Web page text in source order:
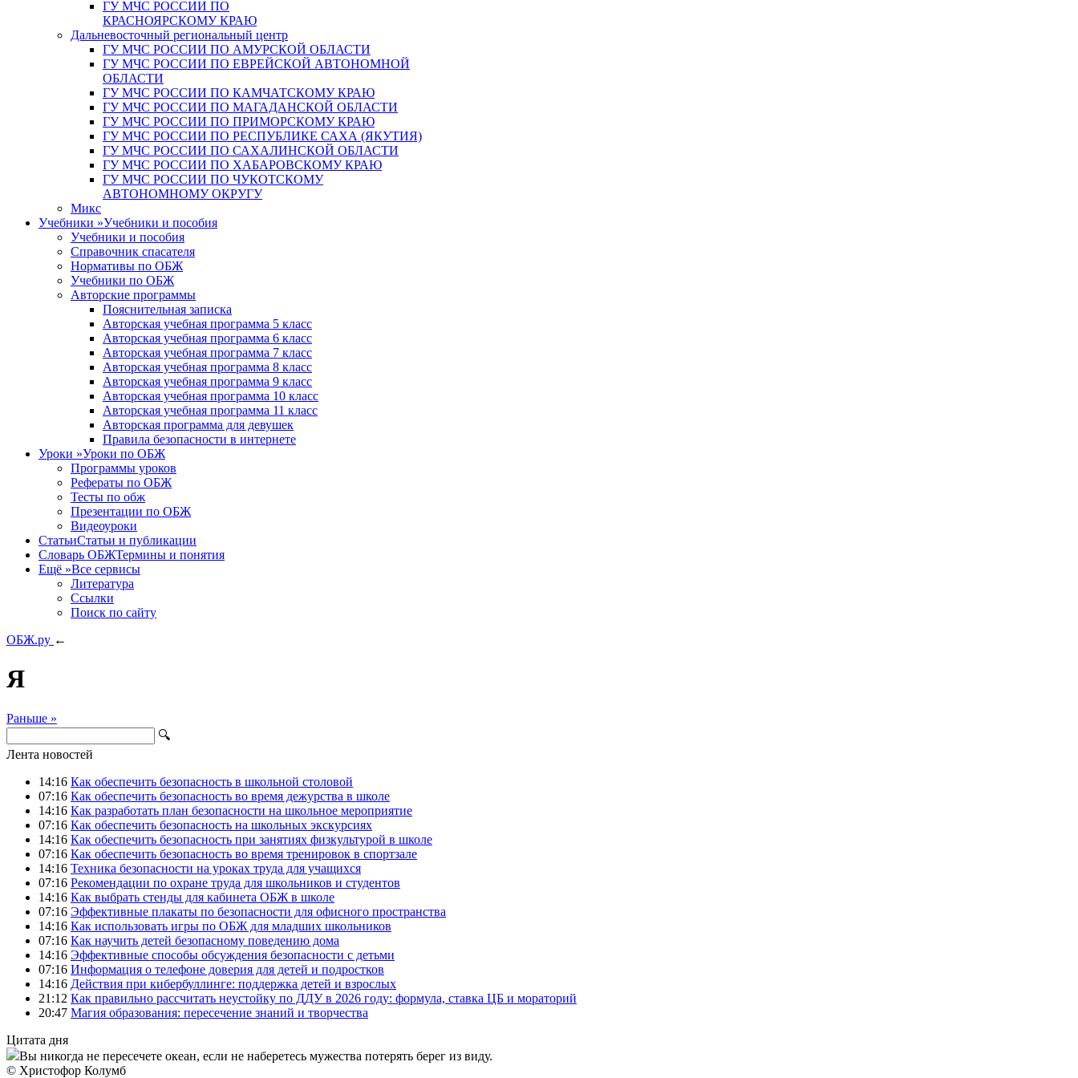
ГУ МЧС РОССИИ ПО
КРАСНОЯРСКОМУ КРАЮ
Дальневосточный региональный центр
ГУ МЧС РОССИИ ПО АМУРСКОЙ ОБЛАСТИ
ГУ МЧС РОССИИ ПО ЕВРЕЙСКОЙ АВТОНОМНОЙ
ОБЛАСТИ
ГУ МЧС РОССИИ ПО КАМЧАТСКОМУ КРАЮ
ГУ МЧС РОССИИ ПО МАГАДАНСКОЙ ОБЛАСТИ
ГУ МЧС РОССИИ ПО ПРИМОРСКОМУ КРАЮ
ГУ МЧС РОССИИ ПО РЕСПУБЛИКЕ САХА (ЯКУТИЯ)
ГУ МЧС РОССИИ ПО САХАЛИНСКОЙ ОБЛАСТИ
ГУ МЧС РОССИИ ПО ХАБАРОВСКОМУ КРАЮ
ГУ МЧС РОССИИ ПО ЧУКОТСКОМУ
АВТОНОМНОМУ ОКРУГУ
Микс
Учебники »Учебники и пособия
Учебники и пособия
Справочник спасателя
Нормативы по ОБЖ
Учебники по ОБЖ
Авторские программы
Пояснительная записка
Авторская учебная программа 5 класс
Авторская учебная программа 6 класс
Авторская учебная программа 7 класс
Авторская учебная программа 8 класс
Авторская учебная программа 9 класс
Авторская учебная программа 10 класс
Авторская учебная программа 11 класс
Авторская программа для девушек
Правила безопасности в интернете
Уроки »Уроки по ОБЖ
Программы уроков
Рефераты по ОБЖ
Тесты по обж
Презентации по ОБЖ
Видеоуроки
СтатьиСтатьи и публикации
Словарь ОБЖТермины и понятия
Ещё »Все сервисы
Литература
Ссылки
Поиск по сайту
ОБЖ.ру ←
Я
Раньше »
🔍
Лента новостей
14:16 Как обеспечить безопасность в школьной столовой
07:16 Как обеспечить безопасность во время дежурства в школе
14:16 Как разработать план безопасности на школьное мероприятие
07:16 Как обеспечить безопасность на школьных экскурсиях
14:16 Как обеспечить безопасность при занятиях физкультурой в школе
07:16 Как обеспечить безопасность во время тренировок в спортзале
14:16 Техника безопасности на уроках труда для учащихся
07:16 Рекомендации по охране труда для школьников и студентов
14:16 Как выбрать стенды для кабинета ОБЖ в школе
07:16 Эффективные плакаты по безопасности для офисного пространства
14:16 Как использовать игры по ОБЖ для младших школьников
07:16 Как научить детей безопасному поведению дома
14:16 Эффективные способы обсуждения безопасности с детьми
07:16 Информация о телефоне доверия для детей и подростков
14:16 Действия при кибербуллинге: поддержка детей и взрослых
21:12 Как правильно рассчитать неустойку по ДДУ в 2026 году: формула, ставка ЦБ и мораторий
20:47 Магия образования: пересечение знаний и творчества
Цитата дня
Вы никогда не пересечете океан, если не наберетесь мужества потерять берег из виду.
© Христофор Колумб